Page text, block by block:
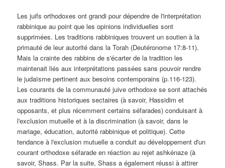
Les juifs orthodoxes ont grandi pour dépendre de l'interprétation
rabbinique au point que les opinions individuelles sont
supprimées. Les traditions rabbiniques trouvent un soutien à la
primauté de leur autorité dans la Torah (Deutéronome 17:8-11).
Mais la crainte des rabbins de s'écarter de la tradition les
maintenait liés aux interprétations passées sans pouvoir rendre
le judaïsme pertinent aux besoins contemporains (p.116-123).
Les courants de la communauté juive orthodoxe se sont attachés
aux traditions historiques sectaires (à savoir, Hassidim et
opposants, et plus récemment certains séfarades) conduisant à
l'exclusion mutuelle et à la discrimination (à savoir, dans le
mariage, éducation, autorité rabbinique et politique). Cette
tendance à l'exclusion mutuelle a conduit au développement d'un
courant orthodoxe séfarade en réaction au rejet ashkénaze (à
savoir, Shass. Par la suite, Shass a également réussi à attirer